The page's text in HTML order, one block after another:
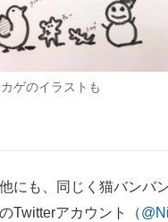
ゲのイラストも
にも、同じく猫バンバ
Twitterアカウント（